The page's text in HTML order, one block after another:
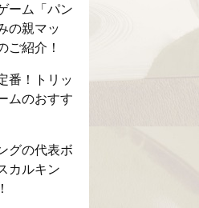
ーム「パン
の親マッ
ご紹介！
番！トリッ
ムのおすす
グの代表ボ
カルキン